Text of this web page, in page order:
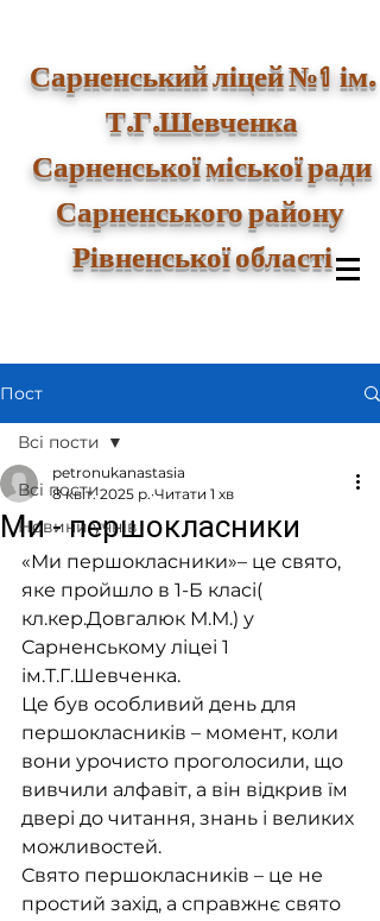
Сарненський ліцей №1ім.
Т.Г.Шевченка
Сарненської міської ради
Сарненського району
Рівненської області
Пост
Всі пости
Новини учнів
Всі пости
Ми - першокласники
petronukanastasia
8 квіт. 2025 р. Читати 1 хв
«Ми першокласники»– це свято,
яке пройшло в 1-Б класі(
кл.кер.Довгалюк М.М.) у
Сарненському ліцеі 1
ім.Т.Г.Шевченка.
Це був особливий день для
першокласників – момент, коли
вони урочисто проголосили, що
вивчили алфавіт, а він відкрив їм
двері до читання, знань і великих
можливостей.
Свято першокласників – це не
простий захід, а справжнє свято